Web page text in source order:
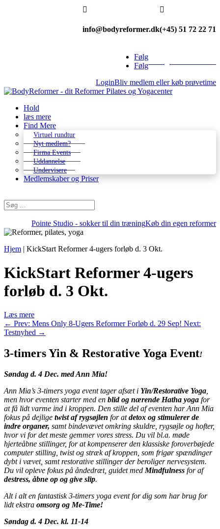

info@bodyreformer.dk

(+45) 51 72 22 71
Følg
Følg
LoginBliv medlem eller køb prøvetime
Hold
læs mere
Find Mere
Virtuel rundtur
Nyt medlem?
Firma Events
Uddannelse
Undervisere
Medlemskaber og Priser
Pointe Studio - sokker til din træningKøb din egen reformer
Hjem | KickStart Reformer 4-ugers forløb d. 3 Okt.
KickStart Reformer 4-ugers
forløb d. 3 Okt.
Læs mere
← Prev: Mens Only 8-Ugers Reformer Forløb d. 29 Sep! Next:
Testnyhed →
3-timers Yin & Restorative Yoga Event!
Søndag d. 4 Dec. medAnn Mia!
Ann Mia’s 3-timers yoga event tager afsæt i Yin/Restorative Yoga
men hvor eventen starter med en blid og nærende Hatha yoga for
at få lidt varme ind i kroppen. Den stille del af eventen har Ann Mia
fokus på dejlige twist af rygsøjlen for atdetox og stimulerer de
indre organer, samt bindevævet omkring skuldre, rygsøjle og hofter,
hvor vi for det meste gemmer vores stress. Du vil bl.a. møde
hjerteåbne stillinger, for at kompenserer den klassiske foroverbøjede
computer stilling, twist og stræk af kroppen, som frigør spændinger
dybt i vævet, samt restorative stillinger der beroliger nervesystem.
Du vil opleve fokus på åndedræt, guidet med Mindfulness for af
destress, åbne op og give slip.
Alt i alt en fantastisk 3-timers yoga event for dig som har brug for
lidt ekstra omsorg og Me-Time!
Søndag d. 4 Dec. kl. 11-14